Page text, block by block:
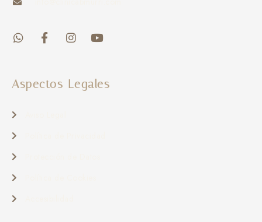
Aspectos Legales